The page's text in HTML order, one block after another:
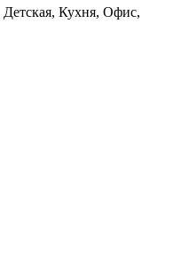
Детская, Кухня, Офис,